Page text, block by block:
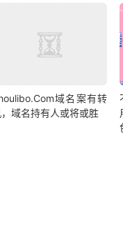
域名案有转
域名持有人或将或胜